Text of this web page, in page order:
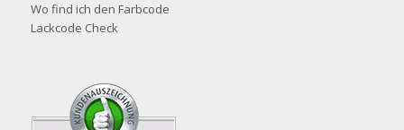
Wo find ich den Farbcode
Lackcode Check